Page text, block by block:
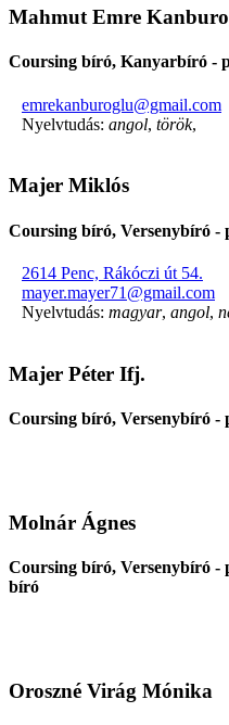
Mahmut Emre
Coursing bíró, Kanyarbíró -
emrekanburoglu@gmail.com
Nyelvtudás: angol, török,
Majer Miklós
Coursing bíró, Versenybíró -
2614 Penc, Rákóczi út 54.
mayer.mayer71@gmail.com
Nyelvtudás: magyar, angol,
Majer Péter Ifj.
Coursing bíró, Versenybíró -
Molnár Ágnes
Coursing bíró, Versenybíró
bíró
Oroszné Virág Mónika